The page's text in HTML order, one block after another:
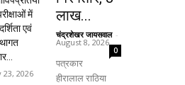
में
एवं
23, 2026
लाख...
चंद्रशेखर जायसवाल -
August 8, 2026
0
पत्रकार
हीरालाल राठिया